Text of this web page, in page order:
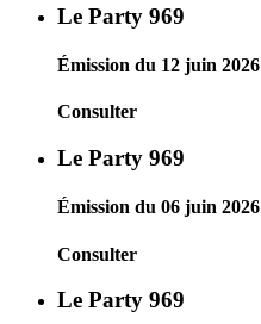
Le Party 969
Émission du 12 juin 2026
Consulter
Le Party 969
Émission du 06 juin 2026
Consulter
Le Party 969